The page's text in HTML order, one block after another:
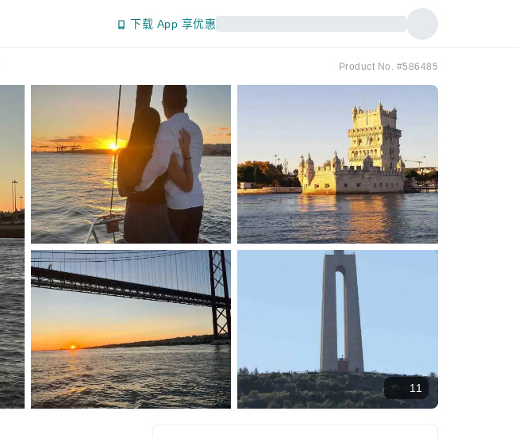
下载 App 享优惠
Product No. #586485
11